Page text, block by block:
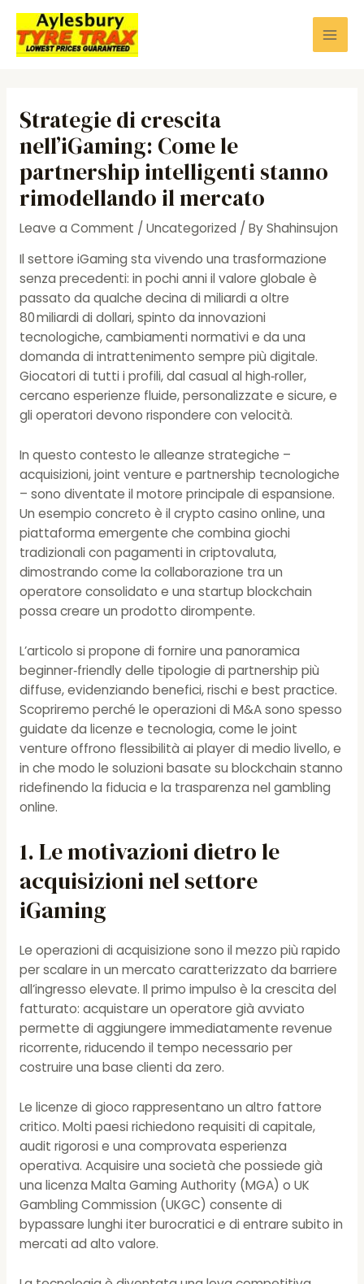
content
Strategie di crescita
nell’iGaming: Come le
partnership intelligenti stanno
rimodellando il mercato
Leave a Comment / Uncategorized / ByShahinsujon
Il settore iGaming sta vivendo una trasformazione
senza precedenti: in pochi anni il valore globale è
passato da qualche decina di miliardi a oltre
80 miliardi di dollari, spinto da innovazioni
tecnologiche, cambiamenti normativi e da una
domanda di intrattenimento sempre più digitale.
Giocatori di tutti i profili, dal casual al high‑roller,
cercano esperienze fluide, personalizzate e sicure, e
gli operatori devono rispondere con velocità.
In questo contesto le alleanze strategiche –
acquisizioni, joint venture e partnership tecnologiche
– sono diventate il motore principale di espansione.
Un esempio concreto è il crypto casino online, una
piattaforma emergente che combina giochi
tradizionali con pagamenti in criptovaluta,
dimostrando come la collaborazione tra un
operatore consolidato e una startup blockchain
possa creare un prodotto dirompente.
L’articolo si propone di fornire una panoramica
beginner‑friendly delle tipologie di partnership più
diffuse, evidenziando benefici, rischi e best practice.
Scopriremo perché le operazioni di M&A sono spesso
guidate da licenze e tecnologia, come le joint
venture offrono flessibilità ai player di medio livello, e
in che modo le soluzioni basate su blockchain stanno
ridefinendo la fiducia e la trasparenza nel gambling
online.
1. Le motivazioni dietro le
acquisizioni nel settore
iGaming
Le operazioni di acquisizione sono il mezzo più rapido
per scalare in un mercato caratterizzato da barriere
all’ingresso elevate. Il primo impulso è la crescita del
fatturato: acquistare un operatore già avviato
permette di aggiungere immediatamente revenue
ricorrente, riducendo il tempo necessario per
costruire una base clienti da zero.
Le licenze di gioco rappresentano un altro fattore
critico. Molti paesi richiedono requisiti di capitale,
audit rigorosi e una comprovata esperienza
operativa. Acquisire una società che possiede già
una licenza Malta Gaming Authority (MGA) o UK
Gambling Commission (UKGC) consente di
bypassare lunghi iter burocratici e di entrare subito in
mercati ad alto valore.